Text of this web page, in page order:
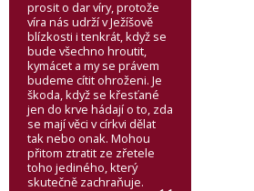
prosit o dar víry, protože
víra nás udrží v Ježíšově
blízkosti i tenkrát, když se
bude všechno hroutit,
kymácet a my se právem
budeme cítit ohroženi. Je
škoda, když se křesťané
jen do krve hádají o to, zda
se mají věci v církvi dělat
tak nebo onak. Mohou
přitom ztratit ze zřetele
toho jediného, který
skutečně zachraňuje.